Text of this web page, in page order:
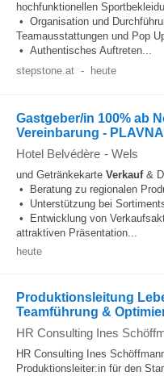
hochfunktionellen
• Organisation und
Teamausstattungen und Pop
• Authentisches Auftreten...
stepstone.at - heute
Gastgeber/in 100% ab
Vereinbarung -
Hotel Belvédère - Wels
und Getränkekarte Verkauf&
• Beratung zu regionalen
• Unterstützung bei
• Entwicklung von
attraktiven Präsentation...
heute
Produktionsleitung
Teamführung &
HR Consulting Ines
HR Consulting Ines
Produktionsleiter:in für den